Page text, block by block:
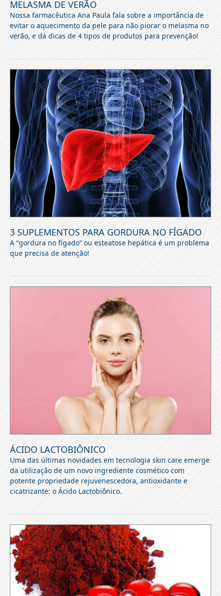
MELASMA DE VERÃO
Nossa farmacêutica Ana Paula fala sobre a importância de
evitar o aquecimento da pele para não piorar o melasma no
verão, e dá dicas de 4 tipos de produtos para prevenção!
3 SUPLEMENTOS PARA GORDURA NO FÍGADO
A “gordura no fígado” ou esteatose hepática é um problema
que precisa de atenção!
ÁCIDO LACTOBIÔNICO
Uma das últimas novidades em tecnologia skin care emerge
da utilização de um novo ingrediente cosmético com
potente propriedade rejuvenescedora, antioxidante e
cicatrizante: o Ácido Lactobiônico.